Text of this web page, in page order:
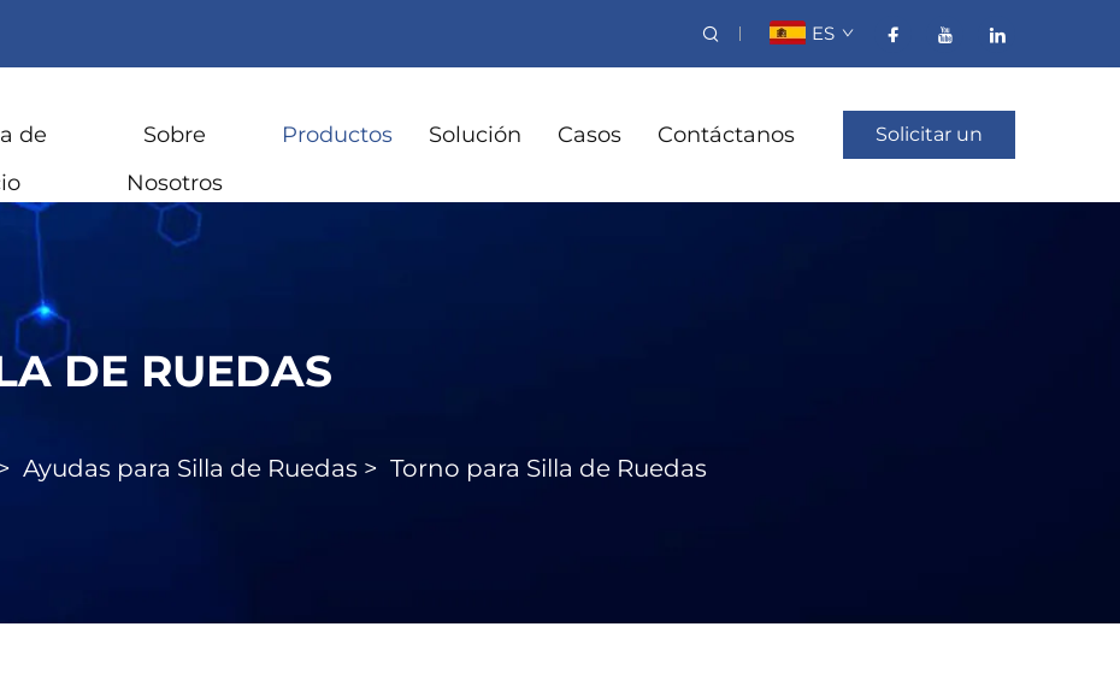
ES
de
Sobre
Nosotros
Productos Solución Casos Contáctanos Solicitar un
DE RUEDAS
Ayudas para Silla de Ruedas > Torno para Silla de Ruedas